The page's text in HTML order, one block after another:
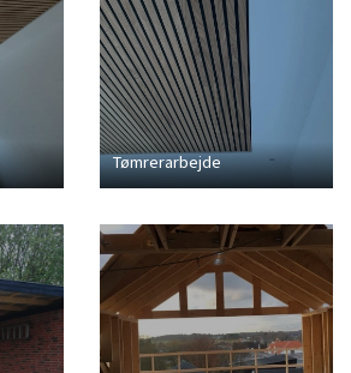
Tømrerarbejde